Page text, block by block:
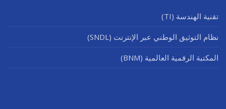
تقنية الهندسة (TI)
نظام التوثيق الوطني عبر الإنترنت (SNDL)
المكتبة الرقمية العالمية (BNM)